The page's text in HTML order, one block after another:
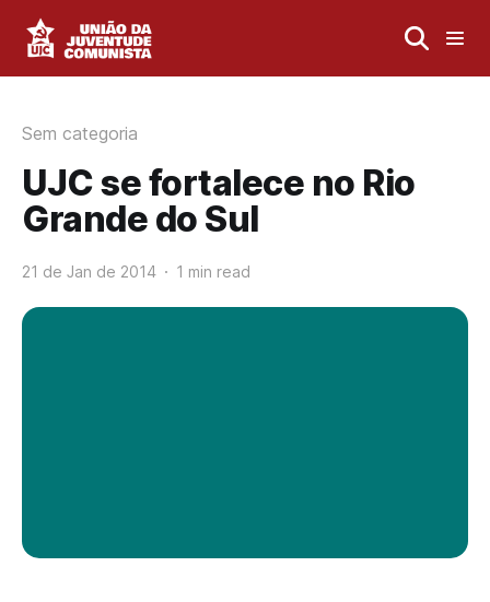
Sem categoria
UJC se fortalece no Rio
Grande do Sul
21 de Jan de 2014 1 min read